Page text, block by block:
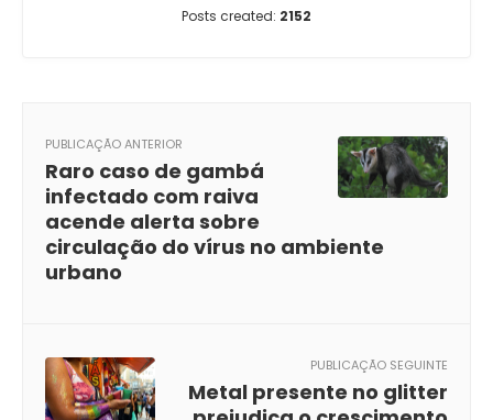
Posts created: 2152
PUBLICAÇÃO ANTERIOR
Raro caso de gambá
infectado com raiva
acende alerta sobre
circulação do vírus no ambiente
urbano
PUBLICAÇÃO SEGUINTE
Metal presente no glitter